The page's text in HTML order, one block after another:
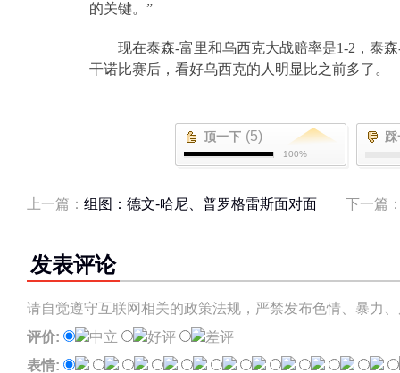
的关键。”
现在泰森-富里和乌西克大战赔率是1-2 ，泰森
干诺比赛后，看好乌西克的人明显比之前多了。
顶一下 (5)
100%
下一篇
上一篇： 组图：德文-哈尼、普罗格雷斯面对面
发表评论
请自觉遵守互联网相关的政策法规，严禁发布色情、暴力
评价:
中立 好评
差评
表情: